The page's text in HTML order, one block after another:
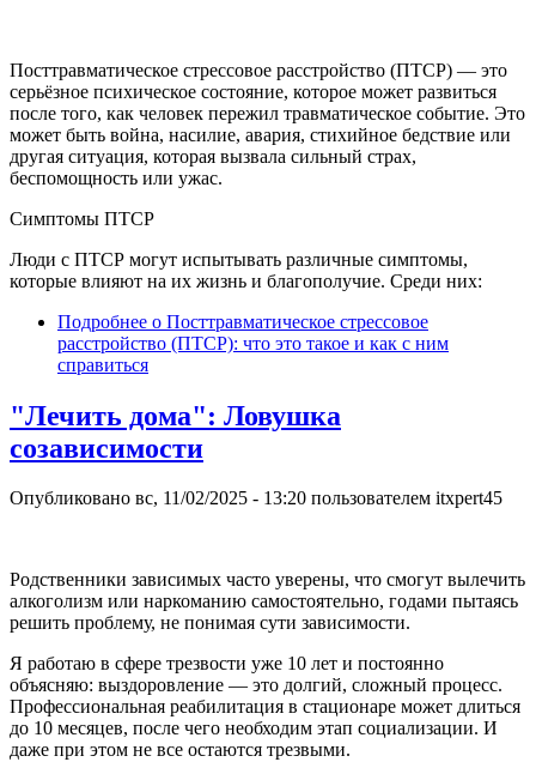
Посттравматическое стрессовое расстройство (ПТСР) — это
серьёзное психическое состояние, которое может развиться
после того, как человек пережил травматическое событие. Это
может быть война, насилие, авария, стихийное бедствие или
другая ситуация, которая вызвала сильный страх,
беспомощность или ужас.
Симптомы ПТСР
Люди с ПТСР могут испытывать различные симптомы,
которые влияют на их жизнь и благополучие. Среди них:
Подробнее о Посттравматическое стрессовое
расстройство (ПТСР): что это такое и как с ним
справиться
"Лечить дома": Ловушка
созависимости
Опубликовано вс, 11/02/2025 - 13:20 пользователем itxpert45
Родственники зависимых часто уверены, что смогут вылечить
алкоголизм или наркоманию самостоятельно, годами пытаясь
решить проблему, не понимая сути зависимости.
Я работаю в сфере трезвости уже 10 лет и постоянно
объясняю: выздоровление — это долгий, сложный процесс.
Профессиональная реабилитация в стационаре может длиться
до 10 месяцев, после чего необходим этап социализации. И
даже при этом не все остаются трезвыми.